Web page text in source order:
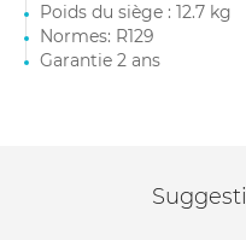
Poids du siège : 12.7 kg
Normes: R129
Garantie 2 ans